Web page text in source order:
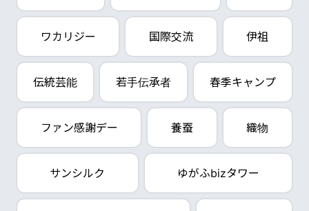
ワカリジー 国際交流 伊祖
伝統芸能 若手伝承者 春季キャンプ
ファン感謝デー 養蚕 織物
サンシルク ゆがふbizタワー